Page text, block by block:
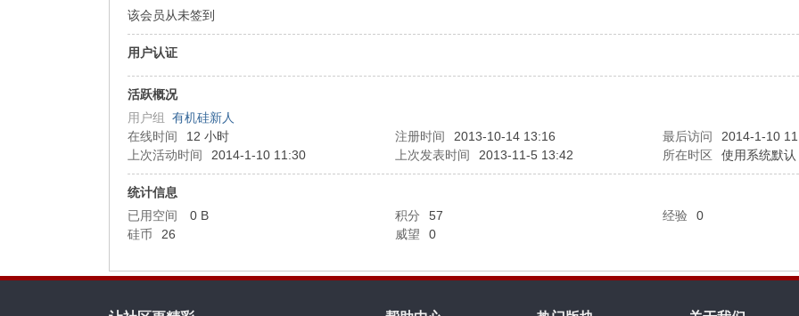
该会员从未签到
用户认证
活跃概况
用户组 有机硅新人
在线时间
12 小时 注册时间 2013-10-14 13:16 最后访问
2014-1-10
上次活动时间
2014-1-10 11:30 上次发表时间 2013-11-5 13:42 所在时区 使用系统默认
统计信息
已用空间
0 B 积分 57 经验
0
硅币
26 威望 0